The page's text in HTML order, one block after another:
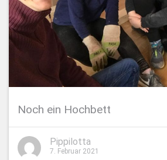
Noch ein Hochbett
Pippilotta
7. Februar 2021